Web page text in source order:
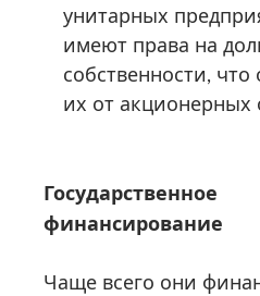
унитарных
имеют права на
собственности, что
их от акционерных
Государственное
финансирование
Чаще всего они